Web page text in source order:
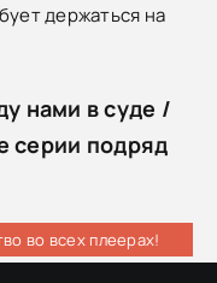
держаться на
нами в суде /
серии подряд
во всех плеерах!